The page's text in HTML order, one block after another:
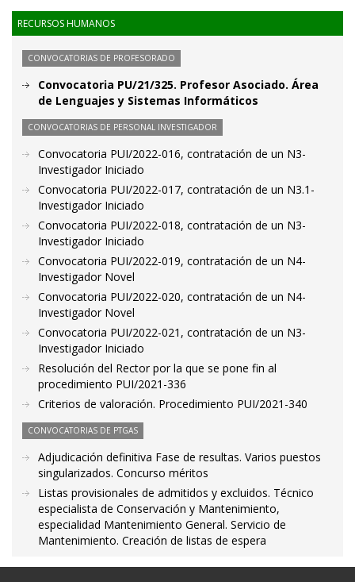
RECURSOS HUMANOS
CONVOCATORIAS DE PROFESORADO
Convocatoria PU/21/325. Profesor Asociado. Área
de Lenguajes y Sistemas Informáticos
CONVOCATORIAS DE PERSONAL INVESTIGADOR
Convocatoria PUI/2022-016, contratación de un N3-
Investigador Iniciado
Convocatoria PUI/2022-017, contratación de un N3.1-
Investigador Iniciado
Convocatoria PUI/2022-018, contratación de un N3-
Investigador Iniciado
Convocatoria PUI/2022-019, contratación de un N4-
Investigador Novel
Convocatoria PUI/2022-020, contratación de un N4-
Investigador Novel
Convocatoria PUI/2022-021, contratación de un N3-
Investigador Iniciado
Resolución del Rector por la que se pone fin al
procedimiento PUI/2021-336
Criterios de valoración. Procedimiento PUI/2021-340
CONVOCATORIAS DE PTGAS
Adjudicación definitiva Fase de resultas. Varios puestos
singularizados. Concurso méritos
Listas provisionales de admitidos y excluidos. Técnico
especialista de Conservación y Mantenimiento,
especialidad Mantenimiento General. Servicio de
Mantenimiento. Creación de listas de espera